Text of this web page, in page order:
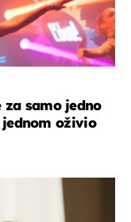
za samo jedno
oživio